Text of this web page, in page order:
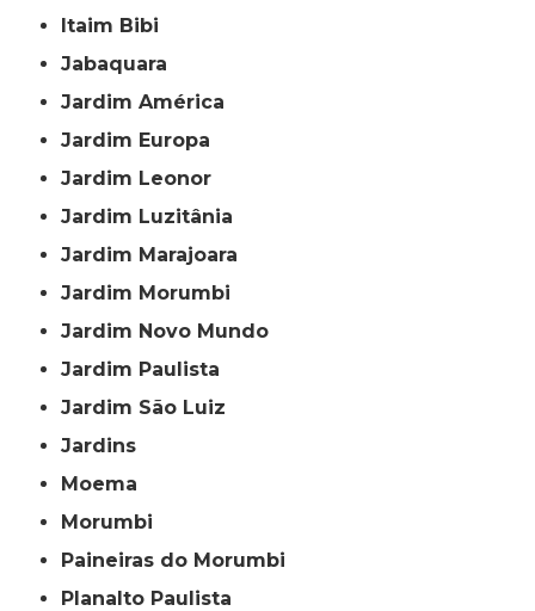
Itaim Bibi
Jabaquara
Jardim América
Jardim Europa
Jardim Leonor
Jardim Luzitânia
Jardim Marajoara
Jardim Morumbi
Jardim Novo Mundo
Jardim Paulista
Jardim São Luiz
Jardins
Moema
Morumbi
Paineiras do Morumbi
Planalto Paulista